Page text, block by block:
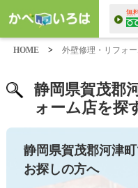
無
HOME > 外壁修理・リフォ
静岡県賀茂郡
ォーム店を探
静岡県賀茂郡河津
お探しの方へ